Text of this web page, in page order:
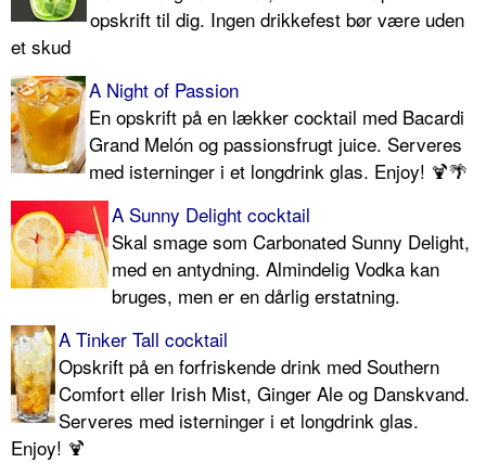
opskrift til dig. Ingen drikkefest bør være uden
et skud
A Night of Passion
En opskrift på en lækker cocktail med Bacardi
Grand Melón og passionsfrugt juice. Serveres
med isterninger i et longdrink glas. Enjoy! 🍹🌴
A Sunny Delight cocktail
Skal smage som Carbonated Sunny Delight,
med en antydning. Almindelig Vodka kan
bruges, men er en dårlig erstatning.
A Tinker Tall cocktail
Opskrift på en forfriskende drink med Southern
Comfort eller Irish Mist, Ginger Ale og Danskvand.
Serveres med isterninger i et longdrink glas.
Enjoy! 🍹